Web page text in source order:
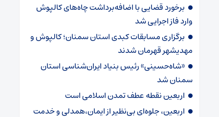
برخورد قضایی با اضافه‌برداشت چاه‌های کالپوش
وارد فاز اجرایی شد
برگزاری مسابقات کبدی استان سمنان؛ کالپوش و
مهدیشهر قهرمان شدند
«شاه‌حسینی» رئیس بنیاد ایران‌شناسی استان
سمنان شد
اربعین نقطه عطف تمدن اسلامی است
اربعین، جلوه‌ای بی‌نظیر از ایمان،همدلی و خدمت